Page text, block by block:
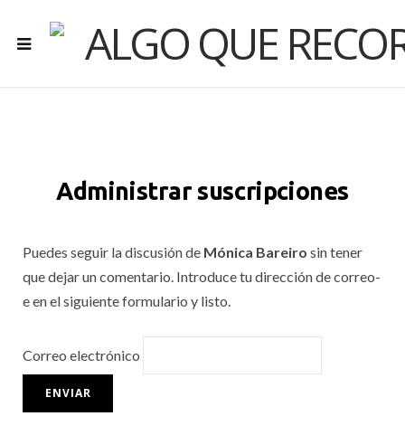
Administrar suscripciones
Puedes seguir la discusión de Mónica Bareiro sin tener
que dejar un comentario. Introduce tu dirección de correo-
e en el siguiente formulario y listo.
Correo electrónico